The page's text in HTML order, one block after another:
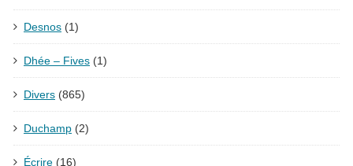
Desnos (1)
Dhée – Fives (1)
Divers (865)
Duchamp (2)
Écrire (16)